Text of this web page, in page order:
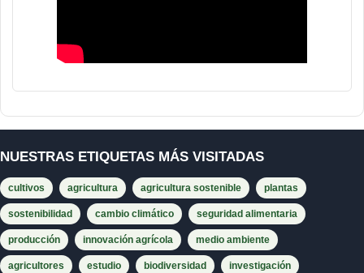
NUESTRAS ETIQUETAS MÁS VISITADAS
cultivos agricultura agricultura sostenible plantas
sostenibilidad cambio climático seguridad alimentaria
producción innovación agrícola medio ambiente
agricultores estudio biodiversidad investigación